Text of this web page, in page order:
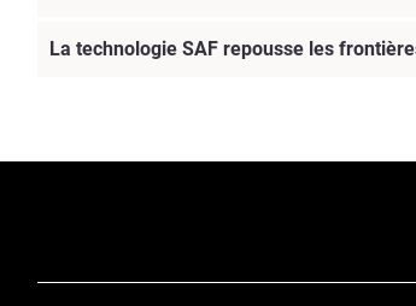
La technologie SAF repousse les